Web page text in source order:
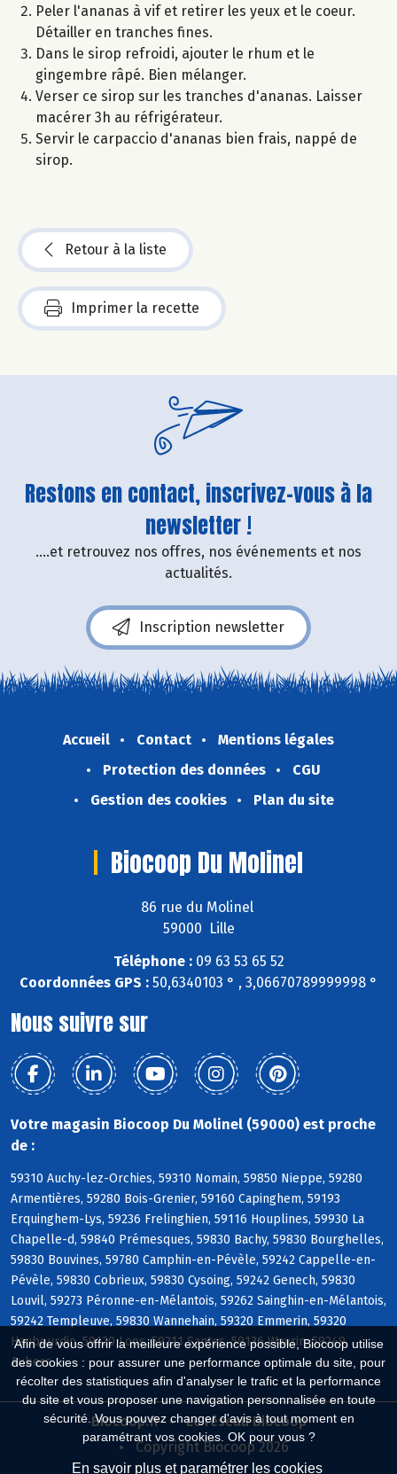
Afin de vous offrir la meilleure expérience possible, Biocoop utilise
des cookies : pour assurer une performance optimale du site, pour
récolter des statistiques afin d'analyser le trafic et la performance
du site et vous proposer une navigation personnalisée en toute
sécurité. Vous pouvez changer d'avis à tout moment en
paramétrant vos cookies. OK pour vous ?
En savoir plus et paramétrer les cookies
Peler l'ananas à vif et retirer les yeux et le coeur.
Détailler en tranches fines.
Dans le sirop refroidi, ajouter le rhum et le
gingembre râpé. Bien mélanger.
Verser ce sirop sur les tranches d'ananas. Laisser
macérer 3h au réfrigérateur.
Servir le carpaccio d'ananas bien frais, nappé de
sirop.
Retour à la liste
Imprimer la recette
Restons en contact, inscrivez-vous à la
newsletter !
....et retrouvez nos offres, nos événements et nos
actualités.
Inscription newsletter
Accueil Contact
Mentions légales
Protection des données
CGU
Gestion des cookies
Plan du site
Biocoop Du Molinel
86 rue du Molinel
59000 Lille
Téléphone :09 63 53 65 52
Coordonnées GPS : 50,6340103 ° , 3,06670789999998 °
Nous suivre sur
Votre magasin Biocoop Du Molinel (59000) est proche
de :
59310 Auchy-lez-Orchies, 59310 Nomain, 59850 Nieppe, 59280
Armentières, 59280 Bois-Grenier, 59160 Capinghem, 59193
Erquinghem-Lys, 59236 Frelinghien, 59116 Houplines, 59930 La
Chapelle-d, 59840 Prémesques, 59830 Bachy, 59830 Bourghelles,
59830 Bouvines, 59780 Camphin-en-Pévèle, 59242 Cappelle-en-
Pévèle, 59830 Cobrieux, 59830 Cysoing, 59242 Genech, 59830
Louvil, 59273 Péronne-en-Mélantois, 59262 Sainghin-en-Mélantois,
59242 Templeuve, 59830 Wannehain, 59320 Emmerin, 59320
Haubourdin, 59120 Loos, 59211 Santes, 59136 Wavrin, 59249
Aubers
Biocoop.fr
Le réseau Biocoop
Copyright Biocoop 2026